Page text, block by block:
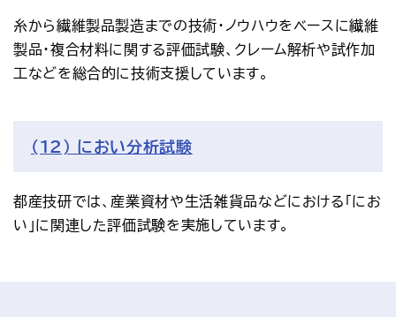
糸から繊維製品製造までの技術・ノウハウをベースに繊維
製品・複合材料に関する評価試験、クレーム解析や試作加
工などを総合的に技術支援しています。
(12) におい分析試験
都産技研では、産業資材や生活雑貨品などにおける「にお
い」に関連した評価試験を実施しています。